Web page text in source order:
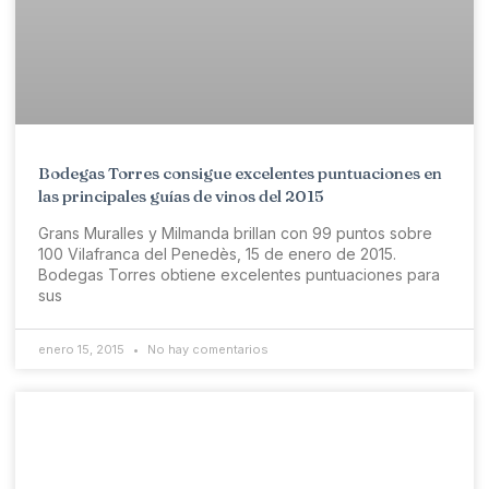
Bodegas Torres consigue excelentes puntuaciones en
las principales guías de vinos del 2015
Grans Muralles y Milmanda brillan con 99 puntos sobre
100 Vilafranca del Penedès, 15 de enero de 2015.
Bodegas Torres obtiene excelentes puntuaciones para
sus
enero 15, 2015 No hay comentarios